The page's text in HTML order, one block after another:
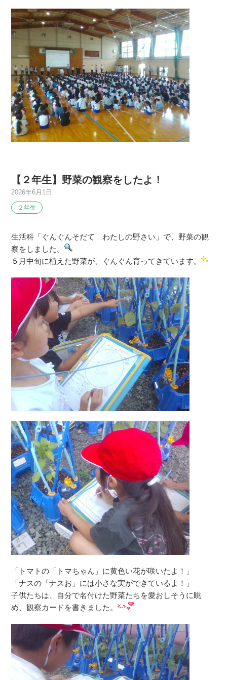
【２年生】野菜の観察をしたよ！
2026年6月1日
２年生
生活科「ぐんぐんそだて わたしの野さい」で、野菜の観
察をしました。
５月中旬に植えた野菜が、ぐんぐん育ってきています。
「トマトの「トマちゃん」に黄色い花が咲いたよ！」
「ナスの「ナスお」には小さな実ができているよ！」
子供たちは、自分で名付けた野菜たちを愛おしそうに眺
め、観察カードを書きました。